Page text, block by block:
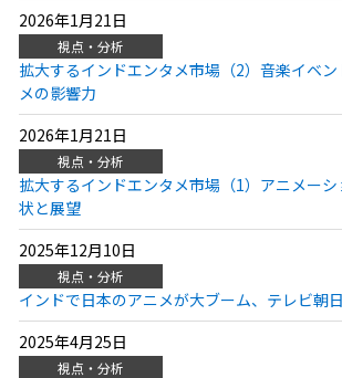
2026年1月21日
視点・分析
拡大するインドエンタメ市場（2）音楽イベ
メの影響力
2026年1月21日
視点・分析
拡大するインドエンタメ市場（1）アニメー
状と展望
2025年12月10日
視点・分析
インドで日本のアニメが大ブーム、テレビ朝
2025年4月25日
視点・分析